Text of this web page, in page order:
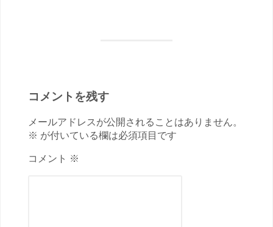
コメントを残す
メールアドレスが公開されることはありません。
※ が付いている欄は必須項目です
コメント ※